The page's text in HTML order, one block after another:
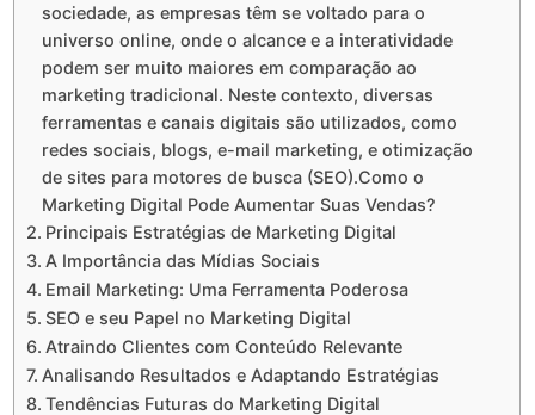
sociedade, as empresas têm se voltado para o
universo online, onde o alcance e a interatividade
podem ser muito maiores em comparação ao
marketing tradicional. Neste contexto, diversas
ferramentas e canais digitais são utilizados, como
redes sociais, blogs, e-mail marketing, e otimização
de sites para motores de busca (SEO).Como o
Marketing Digital Pode Aumentar Suas Vendas?
Principais Estratégias de Marketing Digital
A Importância das Mídias Sociais
Email Marketing: Uma Ferramenta Poderosa
SEO e seu Papel no Marketing Digital
Atraindo Clientes com Conteúdo Relevante
Analisando Resultados e Adaptando Estratégias
Tendências Futuras do Marketing Digital